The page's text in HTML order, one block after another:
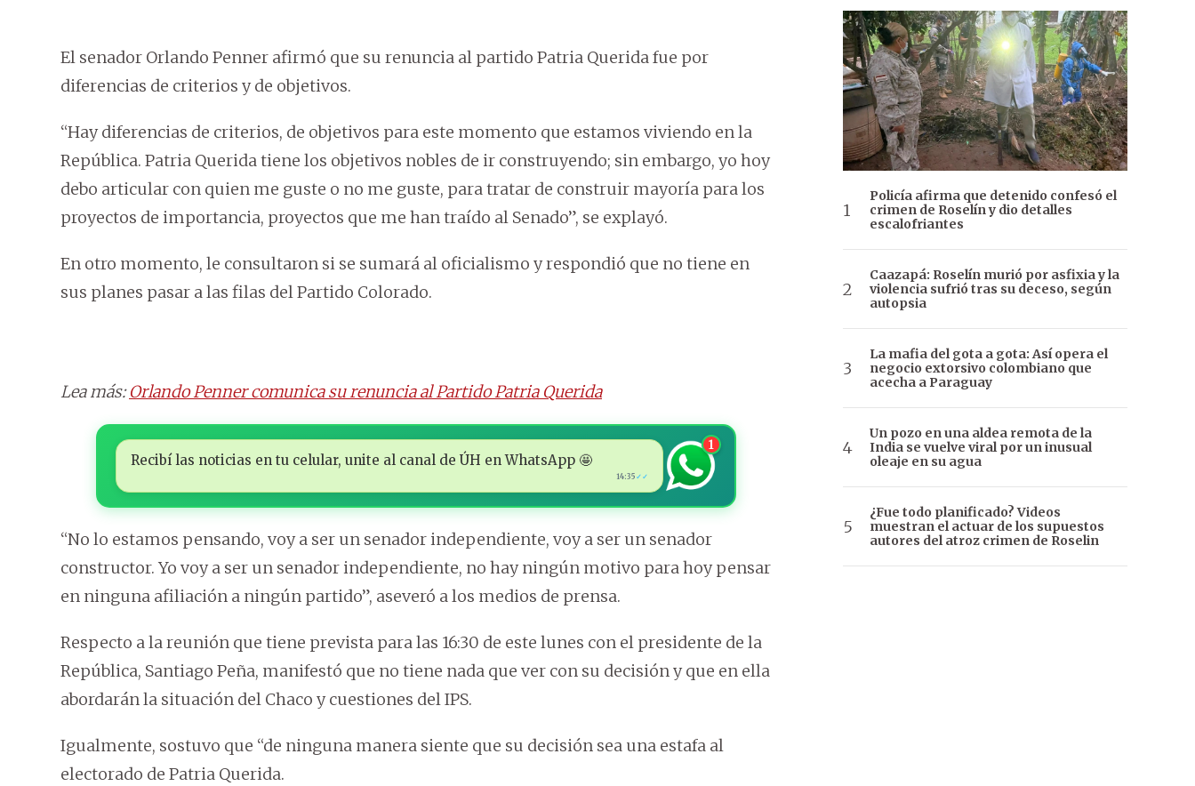
El senador Orlando Penner afirmó que su renuncia al partido Patria Querida fue por
diferencias de criterios y de objetivos.
“Hay diferencias de criterios, de objetivos para este momento que estamos viviendo en la
República. Patria Querida tiene los objetivos nobles de ir construyendo; sin embargo, yo hoy
debo articular con quien me guste o no me guste, para tratar de construir mayoría para los
proyectos de importancia, proyectos que me han traído al Senado”, se explayó.
En otro momento, le consultaron si se sumará al oficialismo y respondió que no tiene en
sus planes pasar a las filas del Partido Colorado.
Lea más:Orlando Penner comunica su renuncia al Partido Patria Querida
Recibí las noticias en tu celular, unite al canal de ÚH en WhatsApp 🤩
14:35 ✓✓
1
“No lo estamos pensando, voy a ser un senador independiente, voy a ser un senador
constructor. Yo voy a ser un senador independiente, no hay ningún motivo para hoy pensar
en ninguna afiliación a ningún partido”, aseveró a los medios de prensa.
Respecto a la reunión que tiene prevista para las 16:30 de este lunes con el presidente de la
República, Santiago Peña, manifestó que no tiene nada que ver con su decisión y que en ella
abordarán la situación del Chaco y cuestiones del IPS.
Igualmente, sostuvo que “de ninguna manera siente que su decisión sea una estafa al
electorado de Patria Querida.
Policía afirma que detenido confesó el
crimen de Roselín y dio detalles
escalofriantes
Caazapá: Roselín murió por asfixia y la
violencia sufrió tras su deceso, según
autopsia
La mafia del gota a gota: Así opera el
negocio extorsivo colombiano que
acecha a Paraguay
Un pozo en una aldea remota de la
India se vuelve viral por un inusual
oleaje en su agua
¿Fue todo planificado? Videos
muestran el actuar de los supuestos
autores del atroz crimen de Roselin